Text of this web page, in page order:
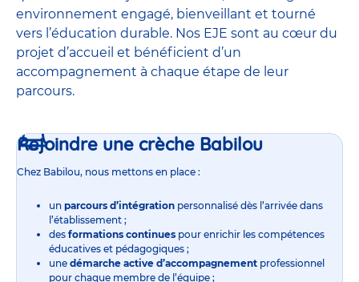
environnement engagé, bienveillant et tourné
vers l’éducation durable. Nos EJE sont au cœur du
projet d’accueil et bénéficient d’un
accompagnement à chaque étape de leur
parcours.
Rejoindre une crèche Babilou
Chez Babilou, nous mettons en place :
un parcours d’intégration personnalisé dès l’arrivée dans
l’établissement ;
des formations continues pour enrichir les compétences
éducatives et pédagogiques ;
une démarche active d’accompagnement professionnel
pour chaque membre de l’équipe ;